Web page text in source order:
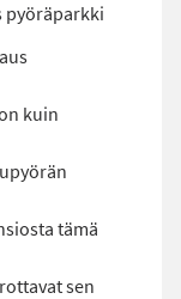
pyöräparkki
kuin
tämä
sen